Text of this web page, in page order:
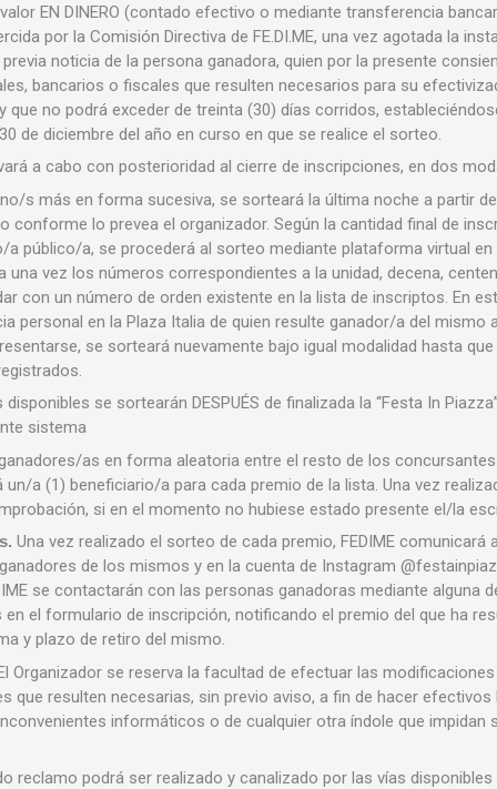
EN DINERO (contado efectivo o mediante transferencia
por la Comisión Directiva de FE.DI.ME, una vez agotada la
noticia de la persona ganadora, quien por la presente
bancarios o fiscales que resulten necesarios para su
que no podrá exceder de treinta (30) días corridos,
de diciembre del año en curso en que se realice el sorteo.
a cabo con posterioridad al cierre de inscripciones, en dos
s más en forma sucesiva, se sorteará la última noche a partir
conforme lo prevea el organizador. Según la cantidad final de
a público/a, se procederá al sorteo mediante plataforma virtual
una vez los números correspondientes a la unidad, decena,
con un número de orden existente en la lista de inscriptos. En
personal en la Plaza Italia de quien resulte ganador/a del mismo
se sorteará nuevamente bajo igual modalidad hasta
se sortearán DESPUÉS de finalizada la “Festa In
sistema
as en forma aleatoria entre el resto de los
un/a (1) beneficiario/a para cada premio de la lista. Una vez
si en el momento no hubiese estado presente el/la
Una vez realizado el sorteo de cada premio, FEDIME comunicará
de los mismos y en la cuenta de Instagram
se contactarán con las personas ganadoras mediante alguna
el formulario de inscripción, notificando el premio del que ha
y plazo de retiro del mismo.
Organizador se reserva la facultad de efectuar las
que resulten necesarias, sin previo aviso, a fin de hacer
informáticos o de cualquier otra índole que impidan
reclamo podrá ser realizado y canalizado por las vías